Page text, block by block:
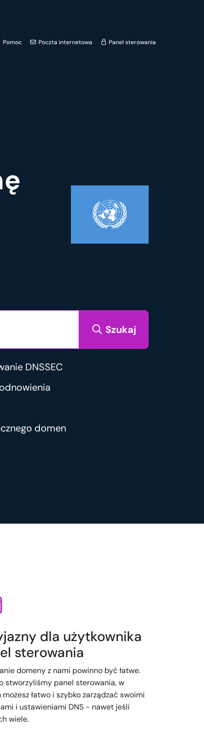
Pomoc Poczta internetowa Panel sterowania
Szukaj
DNSSEC
domen
dla użytkownika
sterowania
domeny z nami powinno być łatwe.
stworzyliśmy panel sterowania, w
łatwo i szybko zarządzać swoimi
i ustawieniami DNS - nawet jeśli
wiele.